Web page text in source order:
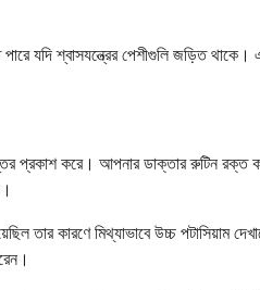
যদি শ্বাসযন্ত্রের পেশীগুলি জড়িত
প্রকাশ করে। আপনার ডাক্তার রুটিন
তার কারণে মিথ্যাভাবে উচ্চ পটাসিয়াম